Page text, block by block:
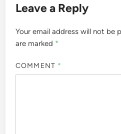
Leave a Reply
Your email address will not be
are marked *
COMMENT *